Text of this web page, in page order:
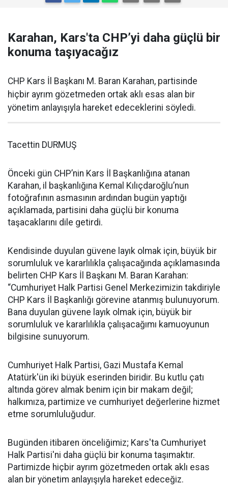
Karahan, Kars'ta CHP’yi daha güçlü bir
konuma taşıyacağız
CHP Kars İl Başkanı M. Baran Karahan, partisinde
hiçbir ayrım gözetmeden ortak aklı esas alan bir
yönetim anlayışıyla hareket edeceklerini söyledi.
Tacettin DURMUŞ
Önceki gün CHP’nin Kars İl Başkanlığına atanan
Karahan, il başkanlığına Kemal Kılıçdaroğlu’nun
fotoğrafının asmasının ardından bugün yaptığı
açıklamada, partisini daha güçlü bir konuma
taşacaklarını dile getirdi.
Kendisinde duyulan güvene layık olmak için, büyük bir
sorumluluk ve kararlılıkla çalışacağında açıklamasında
belirten CHP Kars İl Başkanı M. Baran Karahan:
“Cumhuriyet Halk Partisi Genel Merkezimizin takdiriyle
CHP Kars İl Başkanlığı görevine atanmış bulunuyorum.
Bana duyulan güvene layık olmak için, büyük bir
sorumluluk ve kararlılıkla çalışacağımı kamuoyunun
bilgisine sunuyorum.
Cumhuriyet Halk Partisi, Gazi Mustafa Kemal
Atatürk'ün iki büyük eserinden biridir. Bu kutlu çatı
altında görev almak benim için bir makam değil;
halkımıza, partimize ve cumhuriyet değerlerine hizmet
etme sorumluluğudur.
Bugünden itibaren önceliğimiz; Kars'ta Cumhuriyet
Halk Partisi'ni daha güçlü bir konuma taşımaktır.
Partimizde hiçbir ayrım gözetmeden ortak aklı esas
alan bir yönetim anlayışıyla hareket edeceğiz.